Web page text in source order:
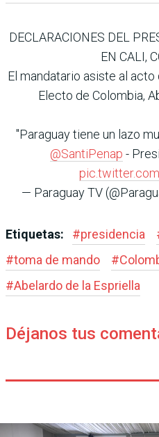
DECLARACIONES DEL
EN CALI,
El mandatario asiste al
Electo de Colombia,
"Paraguay tiene un lazo
@SantiPenap -
— Paraguay TV
Etiquetas: #presidencia
#toma de mando #
#Abelardo de la Espriella
Déjanos tus